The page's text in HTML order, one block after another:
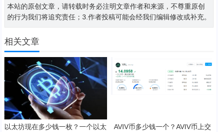
本站的原创文章，请转载时务必注明文章作者和来源，不尊重原创
的行为我们将追究责任；3.作者投稿可能会经我们编辑修改或补充。
相关文章
以太坊现在多少钱一枚？一个以太
AVIV币多少钱一个？AVIV币上交